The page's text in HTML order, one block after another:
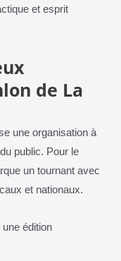
et esprit
de La
une organisation à
public. Pour le
un tournant avec
et nationaux.
édition